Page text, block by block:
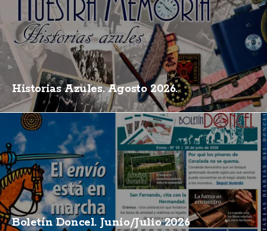
Historias Azules. Agosto 2026.
Boletín Doncel. Junio/Julio 2026